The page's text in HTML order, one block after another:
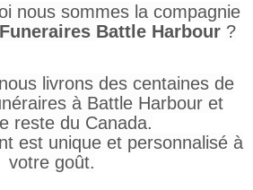
nous sommes la compagnie
Battle Harbour ?
livrons des centaines de
à Battle Harbour et
reste du Canada.
est unique et personnalisé à
votre goût.